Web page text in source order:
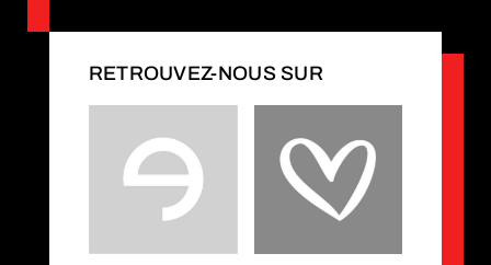
RETROUVEZ-NOUS SUR